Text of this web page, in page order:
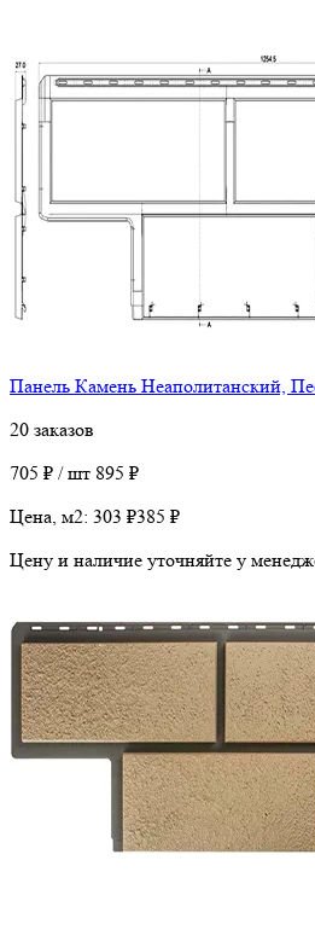
Панель Камень Неаполитанский,
20 заказов
705 ₽ / шт 895 ₽
Цена, м2: 303 ₽385 ₽
Цену и наличие уточняйте у